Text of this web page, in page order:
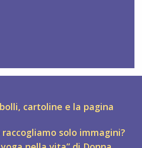
cartoline e la pagina
solo immagini?